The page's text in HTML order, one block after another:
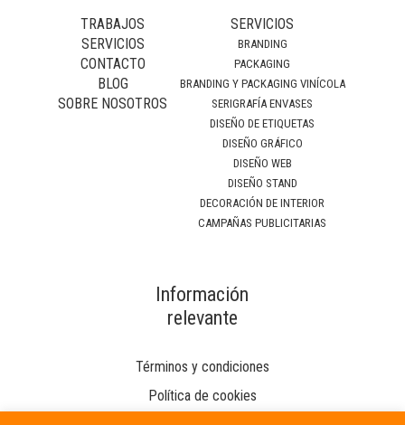
TRABAJOS
SERVICIOS
CONTACTO
BLOG
SOBRE NOSOTROS
SERVICIOS
BRANDING
PACKAGING
BRANDING Y PACKAGING VINÍCOLA
SERIGRAFÍA ENVASES
DISEÑO DE ETIQUETAS
DISEÑO GRÁFICO
DISEÑO WEB
DISEÑO STAND
DECORACIÓN DE INTERIOR
CAMPAÑAS PUBLICITARIAS
Información
relevante
Términos y condiciones
Política de cookies